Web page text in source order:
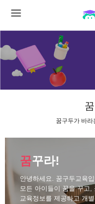
꿈구두가 바라
꿈꾸라!
안녕하세요. 꿈구두교육
모든 아이들이 꿈을 꾸고,
교육정보를 제공하고 개